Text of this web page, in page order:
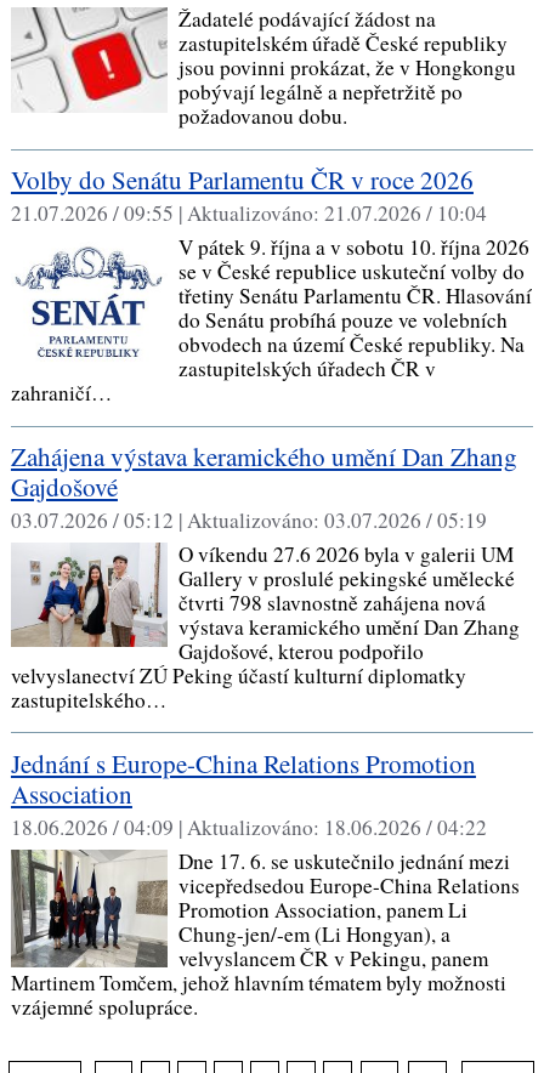
Žadatelé podávající žádost na
zastupitelském úřadě České republiky
jsou povinni prokázat, že v Hongkongu
pobývají legálně a nepřetržitě po
požadovanou dobu.
Volby do Senátu Parlamentu ČR v roce 2026
21.07.2026 / 09:55 |Aktualizováno: 21.07.2026 / 10:04
V pátek 9. října a v sobotu 10. října 2026
se v České republice uskuteční volby do
třetiny Senátu Parlamentu ČR. Hlasování
do Senátu probíhá pouze ve volebních
obvodech na území České republiky. Na
zastupitelských úřadech ČR v
zahraničí…
Zahájena výstava keramického umění Dan Zhang
Gajdošové
03.07.2026 / 05:12 |Aktualizováno: 03.07.2026 / 05:19
O víkendu 27.6 2026 byla v galerii UM
Gallery v proslulé pekingské umělecké
čtvrti 798 slavnostně zahájena nová
výstava keramického umění Dan Zhang
Gajdošové, kterou podpořilo
velvyslanectví ZÚ Peking účastí kulturní diplomatky
zastupitelského…
Jednání s Europe-China Relations Promotion
Association
18.06.2026 / 04:09 |Aktualizováno: 18.06.2026 / 04:22
Dne 17. 6. se uskutečnilo jednání mezi
vicepředsedou Europe-China Relations
Promotion Association, panem Li
Chung-jen/-em (Li Hongyan), a
velvyslancem ČR v Pekingu, panem
Martinem Tomčem, jehož hlavním tématem byly možnosti
vzájemné spolupráce.